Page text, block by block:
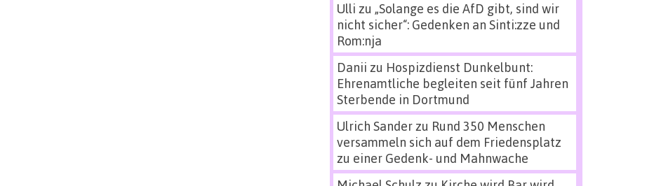
Ulli zu „Solange es die AfD gibt, sind wir
nicht sicher“: Gedenken an Sinti:zze und
Rom:nja
Danii zu Hospizdienst Dunkelbunt:
Ehrenamtliche begleiten seit fünf Jahren
Sterbende in Dortmund
Ulrich Sanderzu Rund 350 Menschen
versammeln sich auf dem Friedensplatz
zu einer Gedenk- und Mahnwache